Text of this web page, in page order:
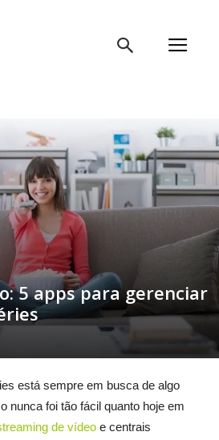
5 apps para gerenciar
está sempre em busca de algo
nunca foi tão fácil quanto hoje em
de vídeo e centrais